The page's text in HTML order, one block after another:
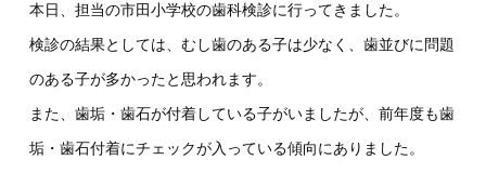
本日、担当の市田小学校の歯科検診に行ってきました。
検診の結果としては、むし歯のある子は少なく、歯並びに問題
のある子が多かったと思われます。
また、歯垢・歯石が付着している子がいましたが、前年度も歯
垢・歯石付着にチェックが入っている傾向にありました。